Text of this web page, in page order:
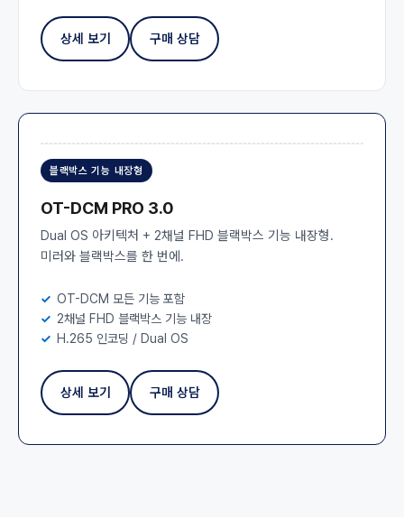
상세 보기 구매 상담
블랙박스 기능 내장형
OT-DCM PRO 3.0
Dual OS 아키텍처 + 2채널 FHD 블랙박스 기능 내장형.
미러와 블랙박스를 한 번에.
OT-DCM 모든 기능 포함
2채널 FHD 블랙박스 기능 내장
H.265 인코딩 / Dual OS
상세 보기 구매 상담